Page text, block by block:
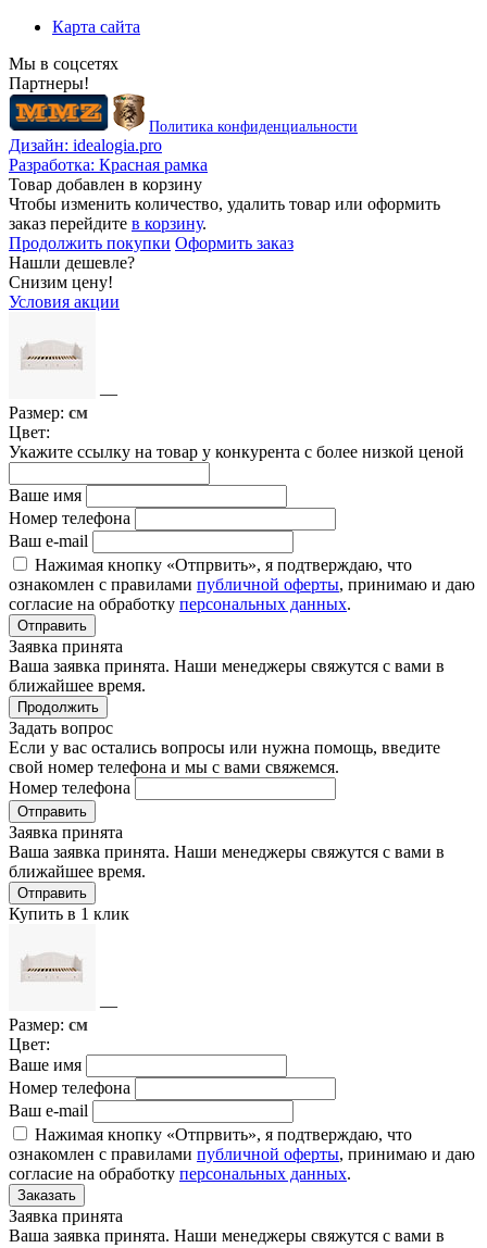
Карта сайта
Мы в соцсетях
Партнеры!
Политика конфиденциальности
Дизайн: idealogia.pro
Разработка: Красная рамка
Товар добавлен в корзину
Чтобы изменить количество, удалить товар или оформить
заказ перейдите в корзину.
Продолжить покупки Оформить заказ
Нашли дешевле?
Снизим цену!
Условия акции
—
Размер: см
Цвет:
Укажите ссылку на товар у конкурента с более низкой ценой
Ваше имя
Номер телефона
Ваш e-mail
Нажимая кнопку «Отпрвить», я подтверждаю, что
ознакомлен с правилами публичной оферты, принимаю и даю
согласие на обработку персональных данных.
Отправить
Заявка принята
Ваша заявка принята. Наши менеджеры свяжутся с вами в
ближайшее время.
Продолжить
Задать вопрос
Если у вас остались вопросы или нужна помощь, введите
свой номер телефона и мы с вами свяжемся.
Номер телефона
Отправить
Заявка принята
Ваша заявка принята. Наши менеджеры свяжутся с вами в
ближайшее время.
Отправить
Купить в 1 клик
—
Размер: см
Цвет:
Ваше имя
Номер телефона
Ваш e-mail
Нажимая кнопку «Отпрвить», я подтверждаю, что
ознакомлен с правилами публичной оферты, принимаю и даю
согласие на обработку персональных данных.
Заказать
Заявка принята
Ваша заявка принята. Наши менеджеры свяжутся с вами в